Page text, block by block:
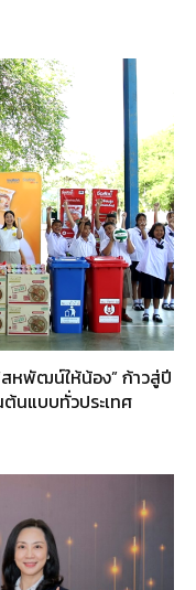
หพัฒน์ให้น้อง” ก้าวสู่ปี
นแบบทั่วประเทศ